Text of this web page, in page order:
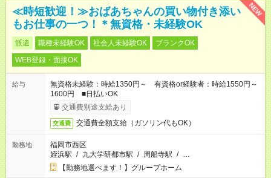
NEW
≪時短歓迎！≫おばあちゃんの買い物付き添い
もお仕事の一つ！＊無資格・未経験OK
派遣 職種未経験OK 社会人未経験OK
ブランクOK
WEB登録・面接OK
給与
無資格未経験：時給1350円～ 有資格or経験者：時給1550円～
1600円 ■日払いOK
交通費別途支給あり
交通費 交通費全額支給（ガソリン代もOK）
勤務地
福岡市西区
姪浜駅 / 九大学研都市駅 / 周船寺駅 / …
【勤務地選べます！】グループホーム